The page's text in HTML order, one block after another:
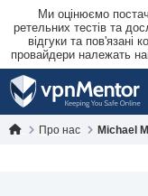
Ми оцінюємо
ретельних тестів та
відгуки та пов'язані
провайдери належать
Про нас Michael